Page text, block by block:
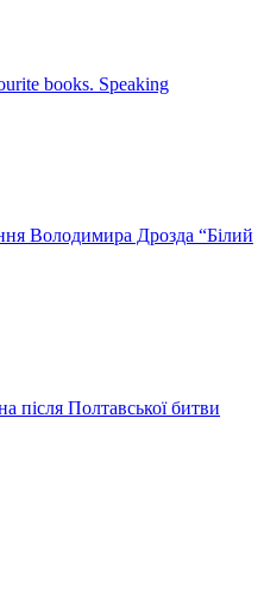
books. Speaking
Володимира Дрозда “Білий
після Полтавської битви